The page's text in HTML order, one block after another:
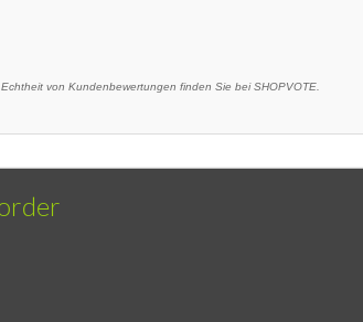
von Kundenbewertungen finden Sie bei SHOPVOTE.